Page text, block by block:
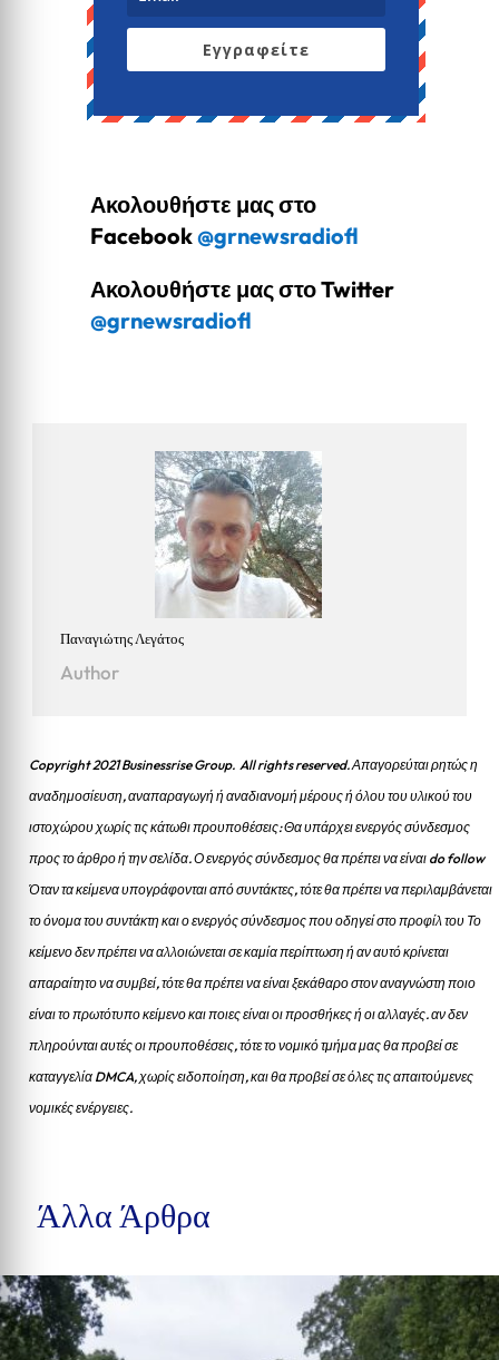
Εγγραφείτε
Ακολουθήστε μας στο
Facebook@grnewsradiofl
Ακολουθήστε μας στο Twitter
@grnewsradiofl
Παναγιώτης Λεγάτος
Author
Copyright 2021 Businessrise Group. All rights reserved. Απαγορεύται ρητώς η
αναδημοσίευση, αναπαραγωγή ή αναδιανομή μέρους ή όλου του υλικού του
ιστοχώρου χωρίς τις κάτωθι προυποθέσεις: Θα υπάρχει ενεργός σύνδεσμος
προς το άρθρο ή την σελίδα.Ο ενεργός σύνδεσμος θα πρέπει να είναι do follow
Όταν τα κείμενα υπογράφονται από συντάκτες, τότε θα πρέπει να περιλαμβάνεται
το όνομα του συντάκτη και ο ενεργός σύνδεσμος που οδηγεί στο προφίλ του Το
κείμενο δεν πρέπει να αλλοιώνεται σε καμία περίπτωση ή αν αυτό κρίνεται
απαραίτητο να συμβεί, τότε θα πρέπει να είναι ξεκάθαρο στον αναγνώστη ποιο
είναι το πρωτότυπο κείμενο και ποιες είναι οι προσθήκες ή οι αλλαγές. αν δεν
πληρούνται αυτές οι προυποθέσεις, τότε το νομικό τμήμα μας θα προβεί σε
καταγγελία DMCA, χωρίς ειδοποίηση, και θα προβεί σε όλες τις απαιτούμενες
νομικές ενέργειες.
Άλλα Άρθρα